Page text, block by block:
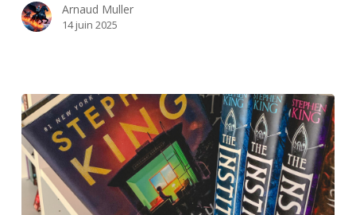
Arnaud Muller
14 juin 2025